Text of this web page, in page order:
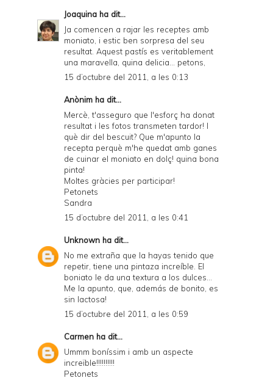
i
e
n
d
l
y
a
d
F
Joaquina ha dit...
Ja comencen a rajar les receptes amb
moniato, i estic ben sorpresa del seu
resultat. Aquest pastís es veritablement
una maravella, quina delicia... petons,
15 d’octubre del 2011, a les 0:13
Anònim ha dit...
Mercè, t'asseguro que l'esforç ha donat
resultat i les fotos transmeten tardor! I
què dir del bescuit? Que m'apunto la
recepta perquè m'he quedat amb ganes
de cuinar el moniato en dolç! quina bona
pinta!
Moltes gràcies per participar!
Petonets
Sandra
15 d’octubre del 2011, a les 0:41
Unknown ha dit...
No me extraña que la hayas tenido que
repetir, tiene una pintaza increíble. El
boniato le da una textura a los dulces...
Me la apunto, que, además de bonito, es
sin lactosa!
15 d’octubre del 2011, a les 0:59
Carmen ha dit...
Ummm boníssim i amb un aspecte
increïble!!!!!!!!!!
Petonets